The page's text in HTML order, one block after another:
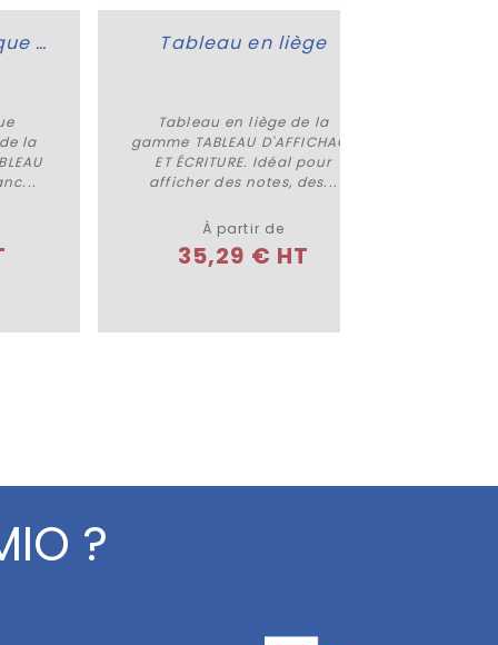
Tableau magnétique professionnel Design
la
Plus de détails
Tableau en liège
Tableau en liège de la
gamme TABLEAU D'AFFICHAGE
ET ÉCRITURE. Idéal pour
afficher des notes, des...
À partir de
35,29 € HT
?